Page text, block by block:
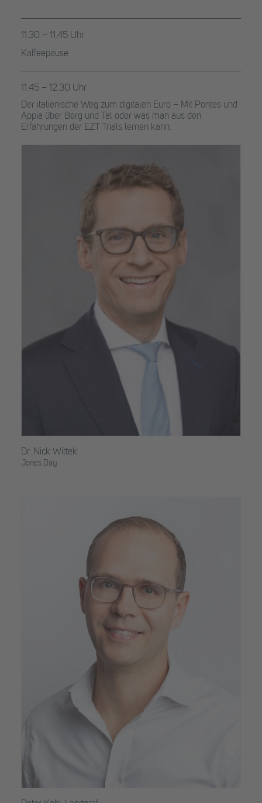
11.30 – 11.45 Uhr
Kaffeepause
11.45 – 12.30 Uhr
Der italienische Weg zum digitalen Euro – Mit Pontes und
Appia über Berg und Tal oder was man aus den
Erfahrungen der EZT Trials lernen kann.
Dr. Nick Wittek
Jones Day